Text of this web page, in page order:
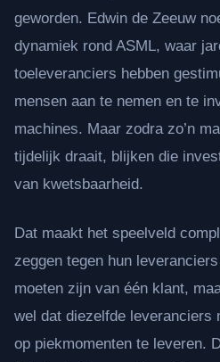
geworden. Edwin de Zeeuw
dynamiek rond ASML, waar
toeleveranciers hebben
mensen aan te nemen en te
machines. Maar zodra zo’n
tijdelijk draait, blijken die
van kwetsbaarheid.
Dat maakt het speelveld
zeggen tegen hun
moeten zijn van één klant,
wel dat diezelfde leveranciers
op piekmomenten te leveren.